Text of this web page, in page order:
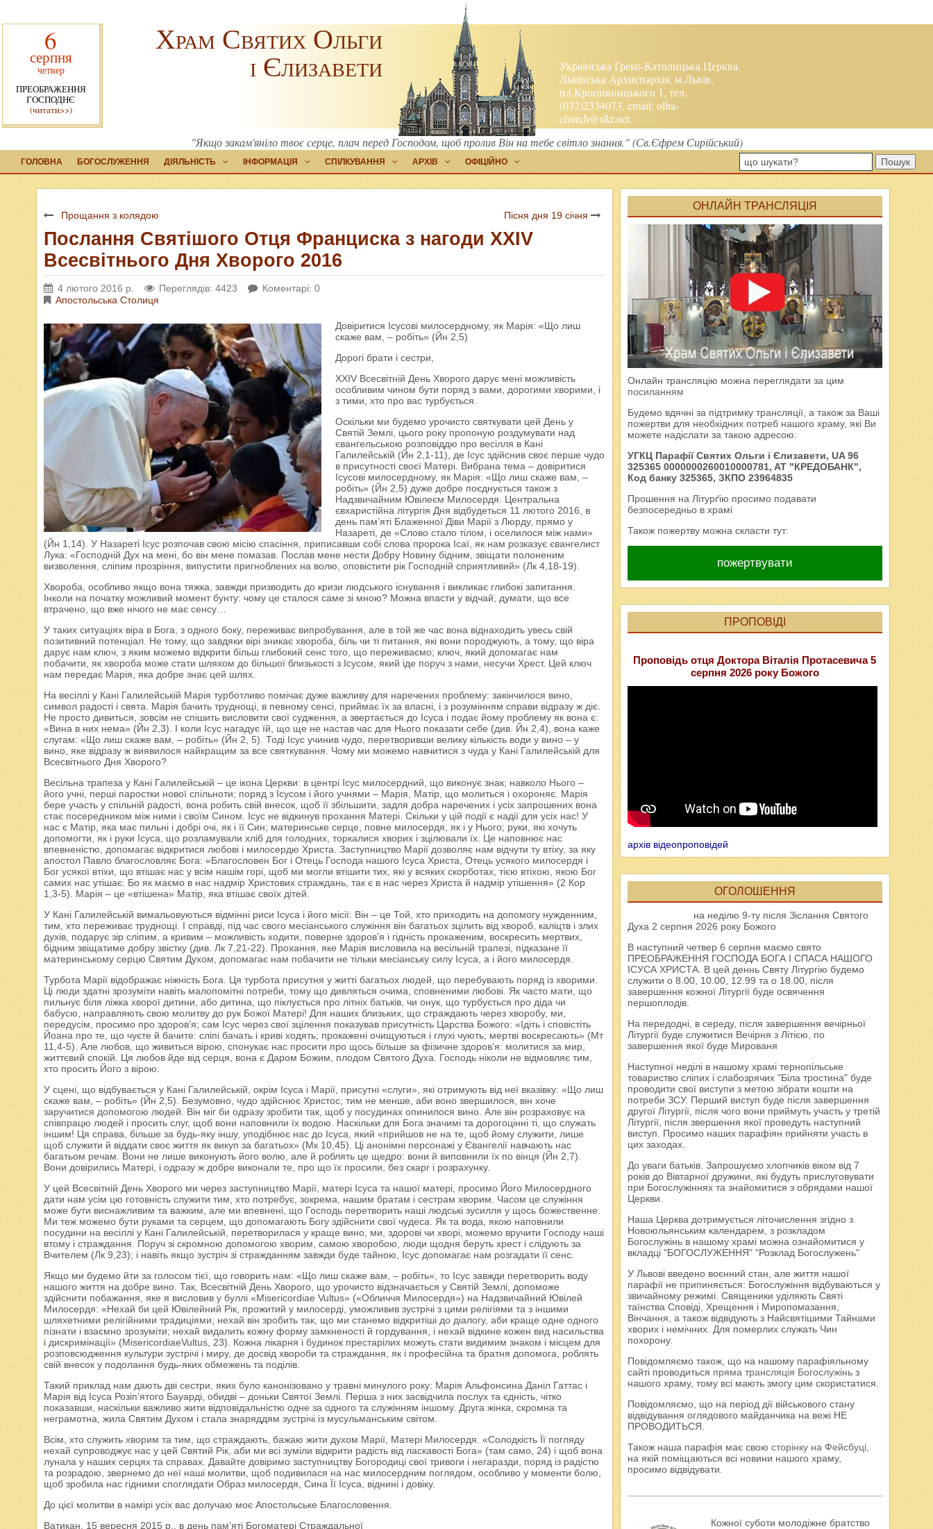
6
серпня
четвер
ПРЕОБРАЖЕННЯ
ГОСПОДНЄ
(читати>>)
Українська Греко-Католицька Церква.
Львівська Архиєпархія, м.Львів,
пл.Кропивницького 1, тел.
(032)2334073, email:olha-
church@ukr.net
Храм Святих Ольги
і Єлизавети
"Якщо закам'яніло твоє серце, плач перед Господом, щоб пролив Він на тебе світло знання." (Св.Єфрем Сирійський)
ГОЛОВНА БОГОСЛУЖЕННЯ ДІЯЛЬНІСТЬ ІНФОРМАЦІЯ СПІЛКУВАННЯ АРХІВ ОФІЦІЙНО Пошук
Прощання з колядою Пісня дня 19 січня
Послання Святішого Отця Франциска з нагоди XXIV
Всесвітнього Дня Хворого 2016
4 лютого 2016 р. Переглядів: 4423
Коментарі: 0
Апостольська Столиця
Довіритися Ісусові милосердному, як Марія: «Що лиш
скаже вам, – робіть» (Йн 2,5)
Дорогі брати і сестри,
XXIV Всесвітній День Хворого дарує мені можливість
особливим чином бути поряд з вами, дорогими хворими, і
з тими, хто про вас турбується.
Оскільки ми будемо урочисто святкувати цей День у
Святій Землі, цього року пропоную роздумувати над
євангельською розповіддю про весілля в Кані
Галилейській (Йн 2,1-11), де Ісус здійснив своє перше чудо
в присутності своєї Матері. Вибрана тема – довіритися
Ісусові милосердному, як Марія: «Що лиш скаже вам, –
робіть» (Йн 2,5) дуже добре поєднується також з
Надзвичайним Ювілеєм Милосердя. Центральна
євхаристійна літургія Дня відбудеться 11 лютого 2016, в
день пам’яті Блаженної Діви Марії з Люрду, прямо у
Назареті, де «Слово стало тілом, і оселилося між нами»
(Йн 1,14). У Назареті Ісус розпочав свою місію спасіння, приписавши собі слова пророка Ісаї, як нам розказує євангелист
Лука: «Господній Дух на мені, бо він мене помазав. Послав мене нести Добру Новину бідним, звіщати полоненим
визволення, сліпим прозріння, випустити пригноблених на волю, оповістити рік Господній сприятливий» (Лк 4,18-19).
Хвороба, особливо якщо вона тяжка, завжди призводить до кризи людського існування і викликає глибокі запитання.
Інколи на початку можливий момент бунту: чому це сталося саме зі мною? Можна впасти у відчай, думати, що все
втрачено, що вже нічого не має сенсу…
У таких ситуаціях віра в Бога, з одного боку, переживає випробування, але в той же час вона віднаходить увесь свій
позитивний потенціал. Не тому, що завдяки вірі зникає хвороба, біль чи ті питання, які вони породжують, а тому, що віра
дарує нам ключ, з яким можемо відкрити більш глибокий сенс того, що переживаємо; ключ, який допомагає нам
побачити, як хвороба може стати шляхом до більшої близькості з Ісусом, який іде поруч з нами, несучи Хрест. Цей ключ
нам передає Марія, яка добре знає цей шлях.
На весіллі у Кані Галилейській Марія турботливо помічає дуже важливу для наречених проблему: закінчилося вино,
символ радості і свята. Марія бачить труднощі, в певному сенсі, приймає їх за власні, і з розумінням справи відразу ж діє.
Не просто дивиться, зовсім не спішить висловити свої судження, а звертається до Ісуса і подає йому проблему як вона є:
«Вина в них нема» (Йн 2,3). І коли Ісус нагадує їй, що ще не настав час для Нього показати себе (див. Йн 2,4), вона каже
слугам: «Що лиш скаже вам, – робіть» (Йн 2, 5). Тоді Ісус учинив чудо, перетворивши велику кількість води у вино – у
вино, яке відразу ж виявилося найкращим за все святкування. Чому ми можемо навчитися з чуда у Кані Галилейській для
Всесвітнього Дня Хворого?
Весільна трапеза у Кані Галилейській – це ікона Церкви: в центрі Ісус милосердний, що виконує знак; навколо Нього –
його учні, перші паростки нової спільноти; поряд з Ісусом і його учнями – Марія, Матір, що молиться і охороняє. Марія
бере участь у спільній радості, вона робить свій внесок, щоб її збільшити, задля добра наречених і усіх запрошених вона
стає посередником між ними і своїм Сином. Ісус не відкинув прохання Матері. Скільки у цій події є надії для усіх нас! У
нас є Матір, яка має пильні і добрі очі, як і її Син; материнське серце, повне милосердя, як і у Нього; руки, які хочуть
допомогти, як і руки Ісуса, що розламували хліб для голодних, торкалися хворих і зцілювали їх. Це наповнює нас
впевненістю, допомагає відкритися любові і милосердю Христа. Заступництво Марії дозволяє нам відчути ту втіху, за яку
апостол Павло благословляє Бога: «Благословен Бог і Отець Господа нашого Ісуса Христа, Отець усякого милосердя і
Бог усякої втіхи, що втішає нас у всім нашім горі, щоб ми могли втішити тих, які у всяких скорботах, тією втіхою, якою Бог
самих нас утішає. Бо як маємо в нас надмір Христових страждань, так є в нас через Христа й надмір утішення» (2 Кор
1,3-5). Марія – це «втішена» Матір, яка втішає своїх дітей.
У Кані Галилейській вимальовуються відмінні риси Ісуса і його місії: Він – це Той, хто приходить на допомогу нужденним,
тим, хто переживає труднощі. І справді, під час свого месіанського служіння він багатьох зцілить від хвороб, каліцтв і злих
духів, подарує зір сліпим, а кривим – можливість ходити, поверне здоров’я і гідність прокаженим, воскресить мертвих,
бідним звіщатиме добру звістку (див. Лк 7,21-22). Прохання, яке Марія висловила на весільній трапезі, підказане її
материнському серцю Святим Духом, допомагає нам побачити не тільки месіанську силу Ісуса, а і його милосердя.
Турбота Марії відображає ніжність Бога. Ця турбота присутня у житті багатьох людей, що перебувають поряд із хворими.
Ці люди здатні зрозуміти навіть малопомітні потреби, тому що дивляться очима, сповненими любові. Як часто мати, що
пильнує біля ліжка хворої дитини, або дитина, що піклується про літніх батьків, чи онук, що турбується про діда чи
бабусю, направляють свою молитву до рук Божої Матері! Для наших близьких, що страждають через хворобу, ми,
передусім, просимо про здоров’я; сам Ісус через свої зцілення показував присутність Царства Божого: «Ідіть і сповістіть
Йоана про те, що чуєте й бачите: сліпі бачать і криві ходять; прокажені очищуються і глухі чують; мертві воскресають» (Мт
11,4-5). Але любов, що живиться вірою, спонукає нас просити про щось більше за фізичне здоров’я: молитися за мир,
життєвий спокій. Ця любов йде від серця, вона є Даром Божим, плодом Святого Духа. Господь ніколи не відмовляє тим,
хто просить Його з вірою.
У сцені, що відбувається у Кані Галилейській, окрім Ісуса і Марії, присутні «слуги», які отримують від неї вказівку: «Що лиш
скаже вам, – робіть» (Йн 2,5). Безумовно, чудо здійснює Христос; тим не менше, аби воно звершилося, він хоче
заручитися допомогою людей. Він міг би одразу зробити так, щоб у посудинах опинилося вино. Але він розраховує на
співпрацю людей і просить слуг, щоб вони наповнили їх водою. Наскільки для Бога значимі та дорогоцінні ті, що служать
іншим! Ця справа, більше за будь-яку іншу, уподібнює нас до Ісуса, який «прийшов не на те, щоб йому служити, лише
щоб служити й віддати своє життя як викуп за багатьох» (Мк 10,45). Ці анонімні персонажі у Євангелії навчають нас
багатьом речам. Вони не лише виконують його волю, але й роблять це щедро: вони й виповнили їх по вінця (Йн 2,7).
Вони довірились Матері, і одразу ж добре виконали те, про що їх просили, без скарг і розрахунку.
У цей Всесвітній День Хворого ми через заступництво Марії, матері Ісуса та нашої матері, просимо Його Милосердного
дати нам усім цю готовність служити тим, хто потребує, зокрема, нашим братам і сестрам хворим. Часом це служіння
може бути виснажливим та важким, але ми впевнені, що Господь перетворить наші людські зусилля у щось божественне.
Ми теж можемо бути руками та серцем, що допомагають Богу здійснити свої чудеса. Як та вода, якою наповнили
посудини на весіллі у Кані Галилейській, перетворилася у краще вино, ми, здорові чи хворі, можемо вручити Господу наші
втому і страждання. Поруч зі скромною допомогою хворим, самою хворобою, люди щодня беруть хрест і слідують за
Вчителем (Лк 9,23); і навіть якщо зустріч зі стражданням завжди буде тайною, Ісус допомагає нам розгадати її сенс.
Якщо ми будемо йти за голосом тієї, що говорить нам: «Що лиш скаже вам, – робіть», то Ісус завжди перетворить воду
нашого життя на добре вино. Так, Всесвітній День Хворого, що урочисто відзначається у Святій Землі, допоможе
здійснити побажання, яке я висловив у буллі «Misericordiae Vultus» («Обличчя Милосердя») на Надзвичайний Ювілей
Милосердя: «Нехай би цей Ювілейний Рік, прожитий у милосерді, уможливив зустрічі з цими релігіями та з іншими
шляхетними релігійними традиціями; нехай він зробить так, що ми станемо відкритіші до діалогу, аби краще одне одного
пізнати і взаємно зрозуміти; нехай видалить кожну форму замкненості й гордування, і нехай відкине кожен вид насильства
і дискримінації» (MisericordiaeVultus, 23). Кожна лікарня і будинок престарілих можуть стати видимим знаком і місцем для
розповсюдження культури зустрічі і миру, де досвід хвороби та страждання, як і професійна та братня допомога, роблять
свій внесок у подолання будь-яких обмежень та поділів.
Такий приклад нам дають дві сестри, яких було канонізовано у травні минулого року: Марія Альфонсина Даніл Гаттас і
Марія від Ісуса Розіп’ятого Бауарді, обидві – доньки Святої Землі. Перша з них засвідчила послух та єдність, чітко
показавши, наскільки важливо жити відповідальністю одне за одного та служінням іншому. Друга жінка, скромна та
неграмотна, жила Святим Духом і стала знаряддям зустрічі із мусульманським світом.
Всім, хто служить хворим та тим, що страждають, бажаю жити духом Марії, Матері Милосердя. «Солодкість Її погляду
нехай супроводжує нас у цей Святий Рік, аби ми всі зуміли відкрити радість від ласкавості Бога» (там само, 24) і щоб вона
лунала у наших серцях та справах. Давайте довіримо заступництву Богородиці свої тривоги і негаразди, поряд із радістю
та розрадою, звернемо до неї наші молитви, щоб подивилася на нас милосердним поглядом, особливо у моменти болю,
щоб зробила нас гідними споглядати Образ милосердя, Сина Її Ісуса, віднині і довіку.
До цієї молитви в намірі усіх вас долучаю моє Апостольське Благословення.
Ватикан, 15 вересня 2015 р., в день пам’яті Богоматері Страждальної
ОНЛАЙН ТРАНСЛЯЦІЯ
Онлайн трансляцію можна переглядати за цим
посиланням
Будемо вдячні за підтримку трансляції, а також за Ваші
пожертви для необхідних потреб нашого храму, які Ви
можете надіслати за такою адресою:
УГКЦ Парафії Святих Ольги і Єлизавети, UA 96
325365 0000000260010000781, AT "КРЕДОБАНК",
Код банку 325365, ЗКПО 23964835
Прошення на Літурґію просимо подавати
безпосередньо в храмі
Також пожертву можна скласти тут:
пожертвувати
ПРОПОВІДІ
Проповідь отця Доктора Віталія Протасевича 5
серпня 2026 року Божого
архів відеопроповідей
ОГОЛОШЕННЯ
на неділю 9-ту після Зіслання Святого
Духа 2 серпня 2026 року Божого
В наступний четвер 6 серпня маємо свято
ПРЕОБРАЖЕННЯ ГОСПОДА БОГА І СПАСА НАШОГО
ІСУСА ХРИСТА. В цей деннь Святу Літургію будемо
служити о 8.00, 10.00, 12.99 та о 18.00, після
завершення кожної Літургії буде освячення
першоплодів.
На передодні, в середу, після завершення вечірньої
Літургії буде служитися Вечірня з Літією, по
завершення якої буде Мированя
Наступної неділі в нашому храмі тернопільське
товариство сліпих і слабозрячих "Біла тростина" буде
проводити свої виступи з метою зібрати кошти на
потреби ЗСУ. Перший виступ буде після завершення
другої Літургії, після чого вони приймуть участь у третій
Літургії, після звершення якої проведуть наступний
виступ. Просимо наших парафіян прийняти участь в
цих заходах.
До уваги батьків. Запрошуємо хлопчиків віком від 7
років до Вівтарної дружини, які будуть прислуговувати
при Богослужіннях та знайомитися з обрядами нашої
Церкви.
Наша Церква дотримується літочислення згідно з
Новоюльянським календарем, з розкладом
Богослужінь в нашому храмі можна ознайомитися у
вкладці "БОГОСЛУЖЕННЯ" "Розклад Богослужень"
У Львові введено воєнний стан, але життя нашої
парафії не припиняється: Богослужіння відбуваються у
звичайному режимі. Священики уділяють Святі
таїнства Сповіді, Хрещення і Миропомазання,
Вінчання, а також відвідують з Найсвятішими Тайнами
хворих і немічних. Для померлих служать Чин
похорону.
Повідомляємо також, що на нашому парафіяльному
сайті проводиться пряма трансляція Богослужіньз
нашого храму, тому всі мають змогу цим скористатися.
Повідомляємо, що на період дії військового стану
відвідування оглядового майданчика на вежі НЕ
ПРОВОДИТЬСЯ.
Також наша парафія має свою сторінку на Фейсбуці,
на якій поміщаються всі новини нашого храму,
просимо відвідувати.
Кожної суботи молодіжне братство